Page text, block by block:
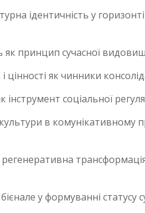
ідентичність у
принцип сучасної
цінності як чинники
інструмент соціальної
в комунікативному
у формуванні